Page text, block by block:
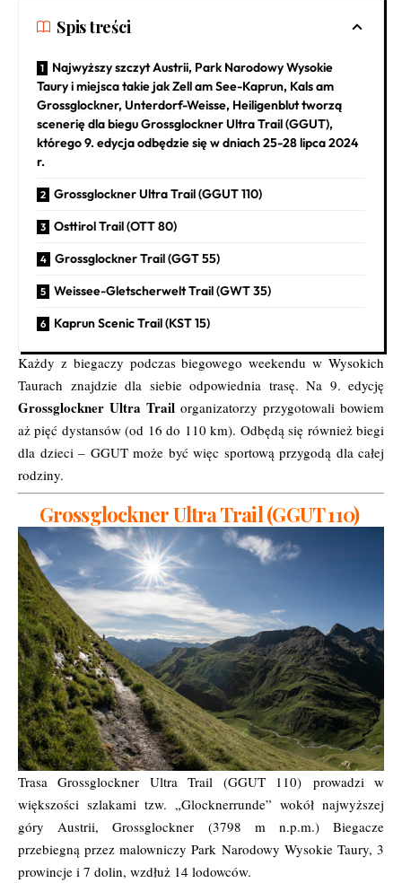
Spis treści
Najwyższy szczyt Austrii, Park Narodowy Wysokie
Taury i miejsca takie jak Zell am See-Kaprun, Kals am
Grossglockner, Unterdorf-Weisse, Heiligenblut tworzą
scenerię dla biegu Grossglockner Ultra Trail (GGUT),
którego 9. edycja odbędzie się w dniach 25-28 lipca 2024
r.
Grossglockner Ultra Trail (GGUT 110)
Osttirol Trail (OTT 80)
Grossglockner Trail (GGT 55)
Weissee-Gletscherwelt Trail (GWT 35)
Kaprun Scenic Trail (KST 15)
Każdy z biegaczy podczas biegowego weekendu w Wysokich
Taurach znajdzie dla siebie odpowiednia trasę. Na 9. edycję
Grossglockner Ultra Trail organizatorzy przygotowali bowiem
aż pięć dystansów (od 16 do 110 km). Odbędą się również biegi
dla dzieci – GGUT może być więc sportową przygodą dla całej
rodziny.
Grossglockner Ultra Trail (GGUT 110)
Trasa Grossglockner Ultra Trail (GGUT 110) prowadzi w
większości szlakami tzw. „Glocknerrunde” wokół najwyższej
góry Austrii, Grossglockner (3798 m n.p.m.) Biegacze
przebiegną przez malowniczy Park Narodowy Wysokie Taury, 3
prowincje i 7 dolin, wzdłuż 14 lodowców.